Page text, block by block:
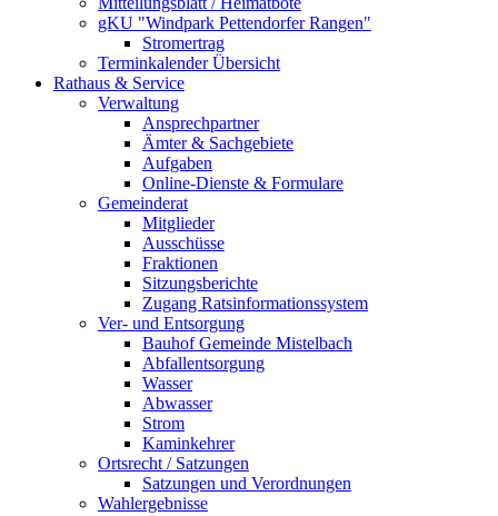
gKU "Windpark Pettendorfer Rangen"
Stromertrag
Terminkalender Übersicht
Rathaus & Service
Verwaltung
Ansprechpartner
Ämter & Sachgebiete
Aufgaben
Online-Dienste & Formulare
Gemeinderat
Mitglieder
Ausschüsse
Fraktionen
Sitzungsberichte
Zugang Ratsinformationssystem
Ver- und Entsorgung
Bauhof Gemeinde Mistelbach
Abfallentsorgung
Wasser
Abwasser
Strom
Kaminkehrer
Ortsrecht / Satzungen
Satzungen und Verordnungen
Wahlergebnisse